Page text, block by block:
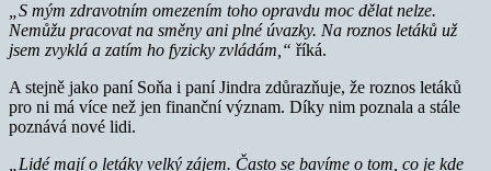
„S mým zdravotním omezením toho opravdu moc dělat nelze.
Nemůžu pracovat na směny ani plné úvazky. Na roznos letáků už
jsem zvyklá a zatím ho fyzicky zvládám,“ říká.
A stejně jako paní Soňa i paní Jindra zdůrazňuje, že roznos letáků
pro ni má více než jen finanční význam. Díky nim poznala a stále
poznává nové lidi.
„Lidé mají o letáky velký zájem. Často se bavíme o tom, co je kde